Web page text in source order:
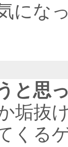
にな
と思
垢抜
くる